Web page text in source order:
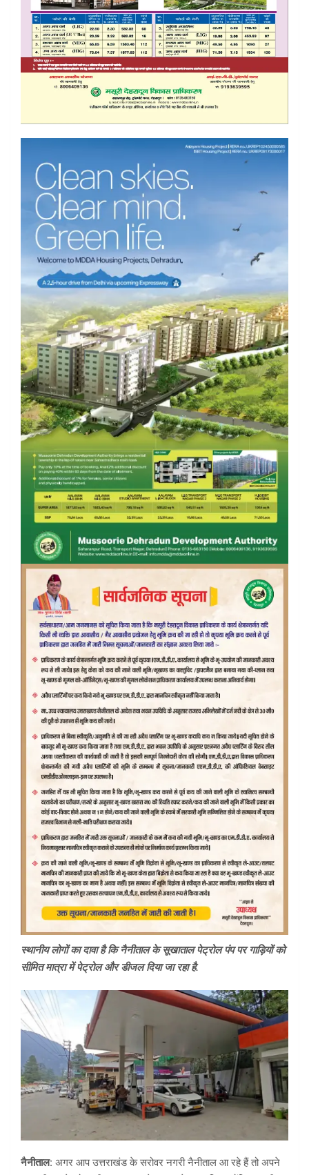
स्थानीय लोगों का दावा है कि नैनीताल के सूखाताल पेट्रोल पंप पर गाड़ियों को
सीमित मात्रा में पेट्रोल और डीजल दिया जा रहा है.
नैनीताल: अगर आप उत्तराखंड के सरोवर नगरी नैनीताल आ रहे हैं तो अपने